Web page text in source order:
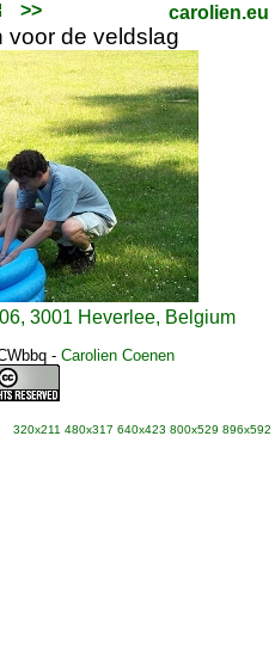
>> carolien.eu
voor de veldslag
3001 Heverlee, Belgium
- Carolien Coenen
320x211 480x317 640x423 800x529 896x592